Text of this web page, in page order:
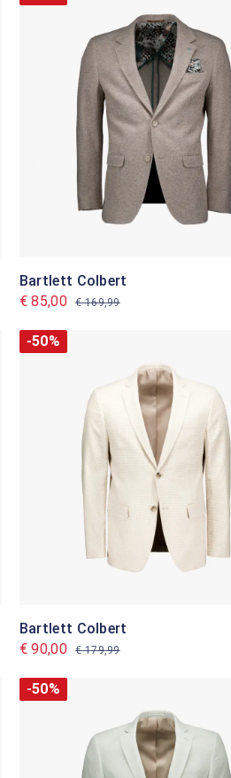
Bartlett Colbert
€ 85,00
€ 169,99
-50%
Bartlett Colbert
€ 90,00
€ 179,99
-50%